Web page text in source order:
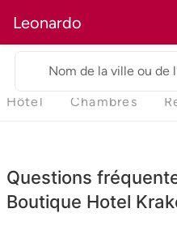
Leonardo
Nom de la ville ou de
Hôtel Chambres
Questions
Boutique Hotel